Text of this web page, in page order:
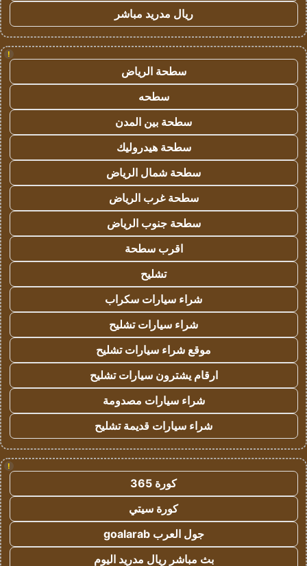
ريال مدريد مباشر
!
سطحة الرياض
سطحه
سطحة بين المدن
سطحة هيدروليك
سطحة شمال الرياض
سطحة غرب الرياض
سطحة جنوب الرياض
اقرب سطحة
تشليح
شراء سيارات سكراب
شراء سيارات تشليح
موقع شراء سيارات تشليح
ارقام يشترون سيارات تشليح
شراء سيارات مصدومة
شراء سيارات قديمة تشليح
!
كورة 365
كورة سيتي
جول العرب goalarab
بث مباشر ريال مدريد اليوم